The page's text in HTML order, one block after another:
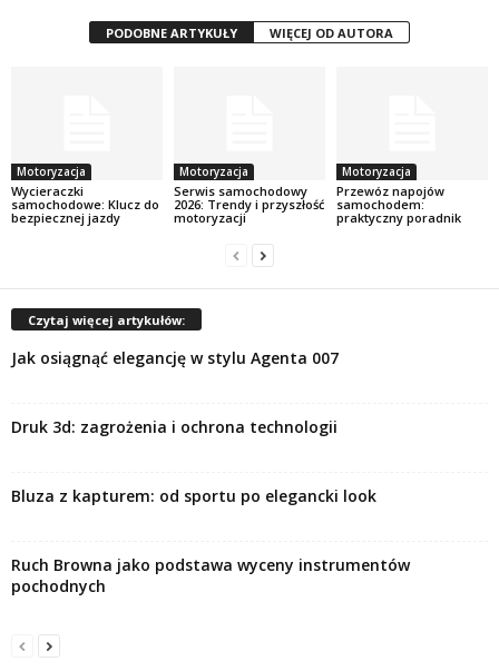
PODOBNE ARTYKUŁY WIĘCEJ OD AUTORA
Motoryzacja
Wycieraczki
samochodowe: Klucz do
bezpiecznej jazdy
Motoryzacja
Serwis samochodowy
2026: Trendy i przyszłość
motoryzacji
Motoryzacja
Przewóz napojów
samochodem:
praktyczny poradnik
Czytaj więcej artykułów:
Jak osiągnąć elegancję w stylu Agenta 007
Druk 3d: zagrożenia i ochrona technologii
Bluza z kapturem: od sportu po elegancki look
Ruch Browna jako podstawa wyceny instrumentów
pochodnych